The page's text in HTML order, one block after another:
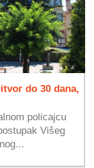
do 30 dana,
policajcu
Višeg